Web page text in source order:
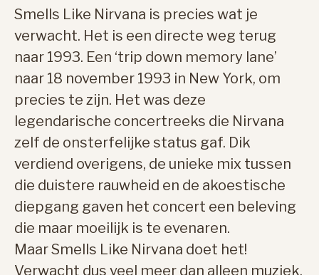
Smells Like Nirvana is precies wat je
verwacht. Het is een directe weg terug
naar 1993. Een ‘trip down memory lane’
naar 18 november 1993 in New York, om
precies te zijn. Het was deze
legendarische concertreeks die Nirvana
zelf de onsterfelijke status gaf. Dik
verdiend overigens, de unieke mix tussen
die duistere rauwheid en de akoestische
diepgang gaven het concert een beleving
die maar moeilijk is te evenaren.
Maar Smells Like Nirvana doet het!
Verwacht dus veel meer dan alleen muziek,